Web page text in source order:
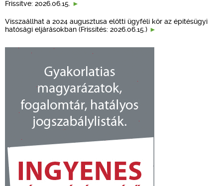
Frissítve: 2026.06.15.
Visszaállhat a 2024 augusztusa előtti ügyféli kör az építésügyi
hatósági eljárásokban (Frissítés: 2026.06.15.)